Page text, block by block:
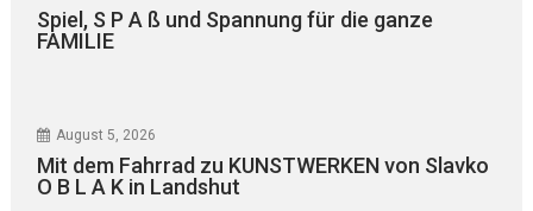
Spiel, S P A ß und Spannung für die ganze
FAMILIE
August 5, 2026
Mit dem Fahrrad zu KUNSTWERKEN von Slavko
O B L A K in Landshut